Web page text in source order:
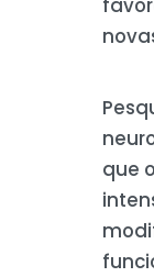
que